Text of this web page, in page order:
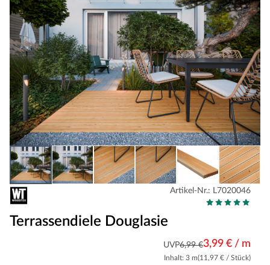
Artikel-Nr.: L7020046
Terrassendiele Douglasie
UVP6,99 €3,99 € / m
Inhalt: 3 m(11,97 € / Stück)